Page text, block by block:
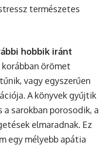
természetes
hobbik iránt
örömet
vagy egyszerűen
A könyvek gyűjtik
sarokban porosodik, a
elmaradnak. Ez
egy mélyebb apátia